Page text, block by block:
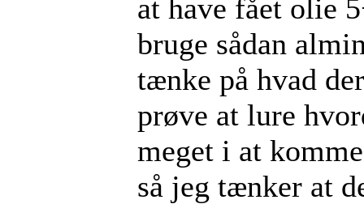
at have fået olie
bruge sådan
tænke på hvad
prøve at lure
meget i at
så jeg tænker at